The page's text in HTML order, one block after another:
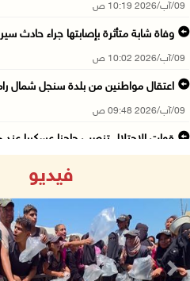
09/آب/2026 10:19 ص
وفاة شابة متأثرة بإصابتها جراء حادث
09/آب/2026 10:02 ص
اعتقال مواطنين من بلدة سنجل شمال
09/آب/2026 09:48 ص
قوات الاحتلال تنصب حاجزا عسكريا عند
09/آب/2026 09:41 ص
جيش الاحتلال يواصل نسف المنازل
09/آب/2026 09:29 ص
فيديو
Next